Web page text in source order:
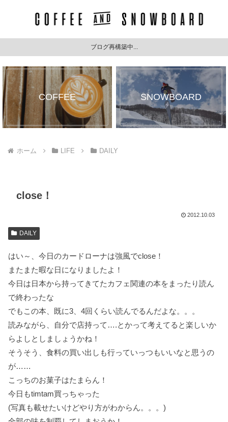
ブログ再構築中...
COFFEE SNOWBOARD
ホーム LIFE DAILY
close！
2012.10.03
DAILY
はい～、今日のカードローナは強風でclose！
またまた暇な日になりましたよ！
今日は日本から持ってきてたカフェ関連の本をまったり読ん
で終わったな
でもこの本、既に3、4回くらい読んでるんだよな。。。
読みながら、自分で店持って….とかって考えてると楽しいか
らよしとしましょうかね！
そうそう、食料の買い出しも行っていっつもいいなと思うの
が……
こっちのお菓子はたまらん！
今日もtimtam買っちゃった
(写真も載せたいけどやり方がわからん。。。)